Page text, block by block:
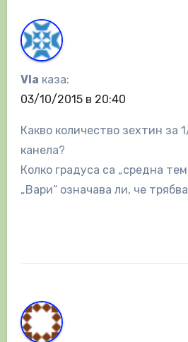
Vla каза:
03/10/2015 в 20:40
Какво количество зехтин за
канела?
Колко градуса са „средна
„Вари“ ознaчава ли, че